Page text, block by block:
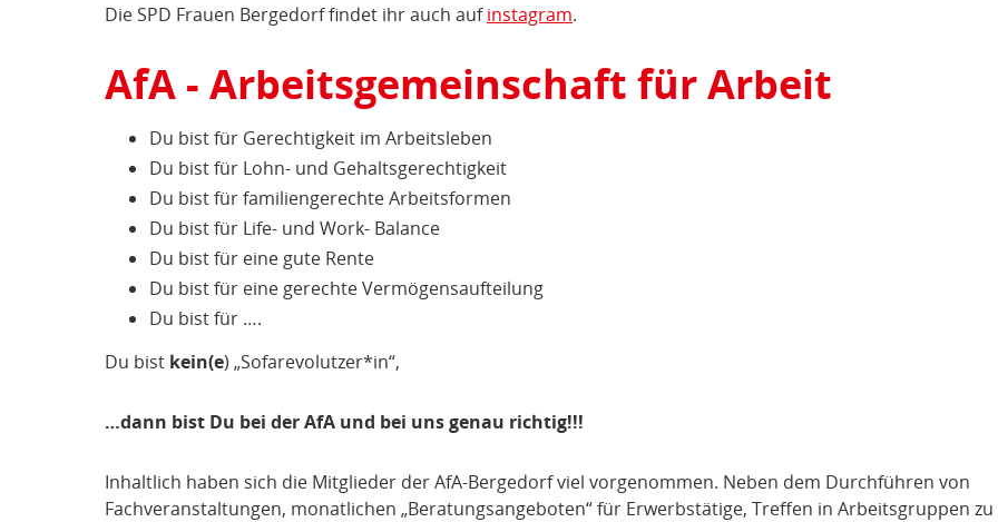
Die SPD Frauen Bergedorf findet ihr auch aufinstagram.
AfA - Arbeitsgemeinschaft für Arbeit
Du bist für Gerechtigkeit im Arbeitsleben
Du bist für Lohn- und Gehaltsgerechtigkeit
Du bist für familiengerechte Arbeitsformen
Du bist für Life- und Work- Balance
Du bist für eine gute Rente
Du bist für eine gerechte Vermögensaufteilung
Du bist für ….
Du bist kein(e) „Sofarevolutzer*in“,
…dann bist Du bei der AfA und bei uns genau richtig!!!
Inhaltlich haben sich die Mitglieder der AfA-Bergedorf viel vorgenommen. Neben dem Durchführen von
Fachveranstaltungen, monatlichen „Beratungsangeboten“ für Erwerbstätige, Treffen in Arbeitsgruppen zu